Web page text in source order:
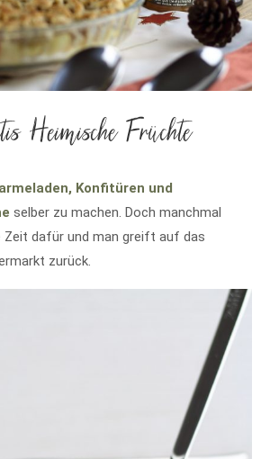
Heimische Früchte
Konfitüren und
selber zu machen. Doch manchmal
dafür und man greift auf das
zurück.